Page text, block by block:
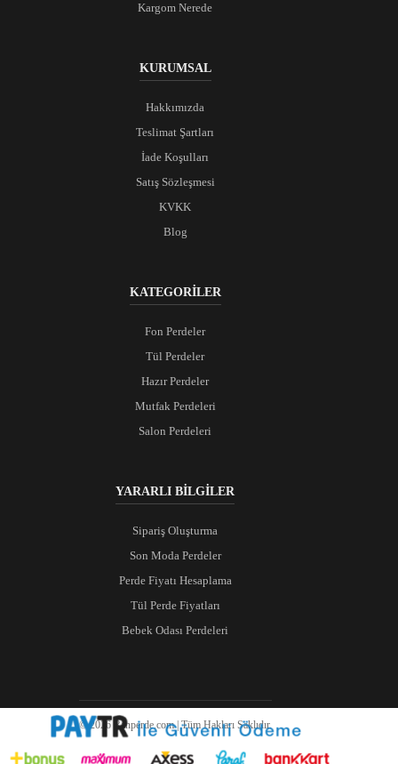
Kargom Nerede
KURUMSAL
Hakkımızda
Teslimat Şartları
İade Koşulları
Satış Sözleşmesi
KVKK
Blog
KATEGORİLER
Fon Perdeler
Tül Perdeler
Hazır Perdeler
Mutfak Perdeleri
Salon Perdeleri
YARARLI BİLGİLER
Sipariş Oluşturma
Son Moda Perdeler
Perde Fiyatı Hesaplama
Tül Perde Fiyatları
Bebek Odası Perdeleri
© 2026 Ranperde.com | Tüm Hakları Saklıdır.